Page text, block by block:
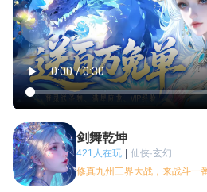
剑舞乾坤
421人在玩 | 仙侠·玄幻
修真九州三界大战，来战斗一